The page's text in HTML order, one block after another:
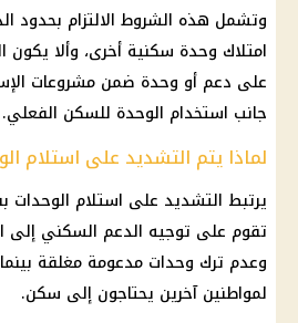
وتشمل هذه الشروط الالتزام بحدود
امتلاك وحدة سكنية أخرى، وألا
على دعم أو وحدة ضمن مشروعات
جانب استخدام الوحدة للسكن الفعلي.
لماذا يتم التشديد على استلام
يرتبط التشديد على استلام الوحدات
تقوم على توجيه الدعم السكني إلى
وعدم ترك وحدات مدعومة مغلقة
لمواطنين آخرين يحتاجون إلى سكن.